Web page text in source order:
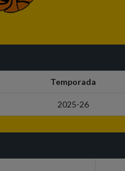
Temporada
2025-26